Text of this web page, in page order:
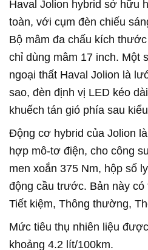
Haval Jolion hybrid sở hữu
toàn, với cụm đèn chiếu
Bộ mâm đa chấu kích
chỉ dùng mâm 17 inch. Một
ngoại thất Haval Jolion là
sao, đèn định vị LED kéo
khuếch tán gió phía sau
Động cơ hybrid của Jolion
hợp mô-tơ điện, cho công
men xoắn 375 Nm, hộp số
động cầu trước. Bản này có
Tiết kiệm, Thông thường,
Mức tiêu thụ nhiên liệu
khoảng 4.2 lít/100km.